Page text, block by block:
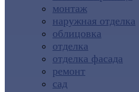
монтаж
наружная отделка
облицовка
отделка
отделка фасада
ремонт
сад